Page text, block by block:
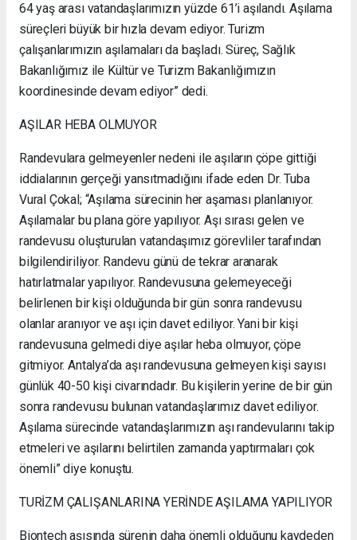
64 yaş arası vatandaşlarımızın yüzde 61’i aşılandı. Aşılama
süreçleri büyük bir hızla devam ediyor. Turizm
çalışanlarımızın aşılamaları da başladı. Süreç, Sağlık
Bakanlığımız ile Kültür ve Turizm Bakanlığımızın
koordinesinde devam ediyor” dedi.
AŞILAR HEBA OLMUYOR
Randevulara gelmeyenler nedeni ile aşıların çöpe gittiği
iddialarının gerçeği yansıtmadığını ifade eden Dr. Tuba
Vural Çokal; “Aşılama sürecinin her aşaması planlanıyor.
Aşılamalar bu plana göre yapılıyor. Aşı sırası gelen ve
randevusu oluşturulan vatandaşımız görevliler tarafından
bilgilendiriliyor. Randevu günü de tekrar aranarak
hatırlatmalar yapılıyor. Randevusuna gelemeyeceği
belirlenen bir kişi olduğunda bir gün sonra randevusu
olanlar aranıyor ve aşı için davet ediliyor. Yani bir kişi
randevusuna gelmedi diye aşılar heba olmuyor, çöpe
gitmiyor. Antalya’da aşı randevusuna gelmeyen kişi sayısı
günlük 40-50 kişi civarındadır. Bu kişilerin yerine de bir gün
sonra randevusu bulunan vatandaşlarımız davet ediliyor.
Aşılama sürecinde vatandaşlarımızın aşı randevularını takip
etmeleri ve aşılarını belirtilen zamanda yaptırmaları çok
önemli” diye konuştu.
TURİZM ÇALIŞANLARINA YERİNDE AŞILAMA YAPILIYOR
Biontech aşısında sürenin daha önemli olduğunu kaydeden